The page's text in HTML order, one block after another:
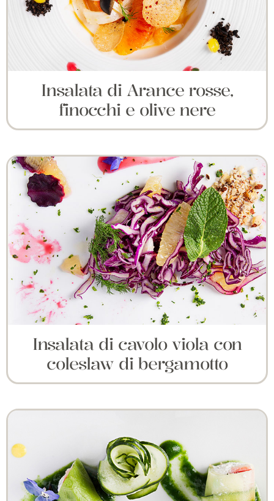
Insalata di Arance rosse,
finocchi e olive nere
Insalata di cavolo viola con
coleslaw di bergamotto